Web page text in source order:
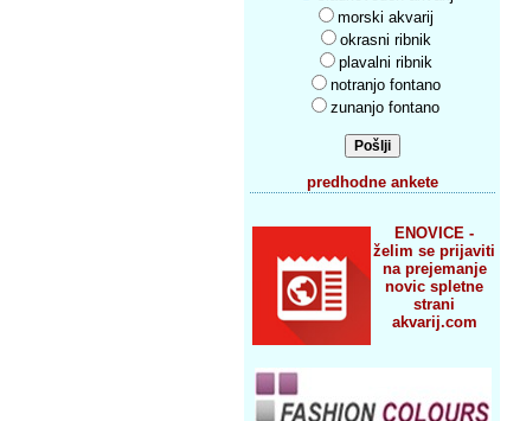
morski akvarij
okrasni ribnik
plavalni ribnik
notranjo fontano
zunanjo fontano
predhodne ankete
ENOVICE -
želim se prijaviti
na prejemanje
novic spletne
strani
akvarij.com